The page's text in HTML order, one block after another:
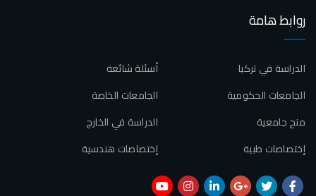
روابط هامة
أسئلة شائعة
الدراسة في تركيا
الجامعات الخاصة
الجامعات الحكومية
الدراسة في الخارج
منح جامعية
إختصاصات هندسية
إختصاصات طبية